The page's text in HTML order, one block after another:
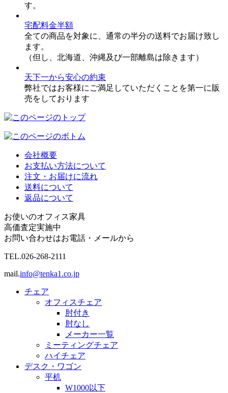
す。
宅配料金半額
全ての商品を対象に、通常の半分の送料でお届け致し
ます。
（但し、北海道、沖縄及び一部離島は除きます）
天下一から安心の約束
弊社ではお客様にご満足していただくことを第一に販
売をしております
会社概要
お支払い方法について
注文・お届けに流れ
送料について
返品について
お使いのオフィス家具
高価査定実施中
お問い合わせはお電話・メールから
TEL.026-268-2111
mail.info@tenka1.co.jp
チェア
オフィスチェア
肘付き
肘なし
メーカー一覧
ミーティングチェア
ハイチェア
デスク・ワゴン
平机
W1000以下